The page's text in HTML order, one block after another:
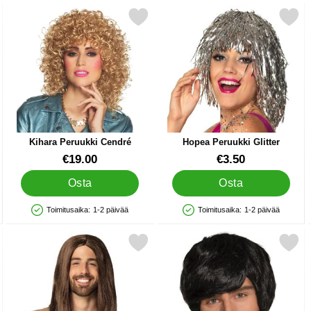
Musta suosikiksi
Kihara Peruukki Cendré
Tuote.nro 38311€19.00
Osta
Saatavuus: Varastossa
Toimitusaika: 1-2 päivää
Merkitse kihara Peruukki Cendré suosikiksi
Hopea Peruukki Glitter
Tuote.nro 40499€3.50
Osta
Saatavuus: Varastossa
Toimitusaika: 1-2 päivää
Merkitse hopea Peruukki
Merkitse
suosikiksiMerkitse hippi Peruukki Mies suosikiksiMerkitse lyhyt Musta